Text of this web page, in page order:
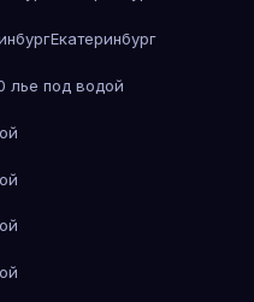
Екатеринбург
под водой